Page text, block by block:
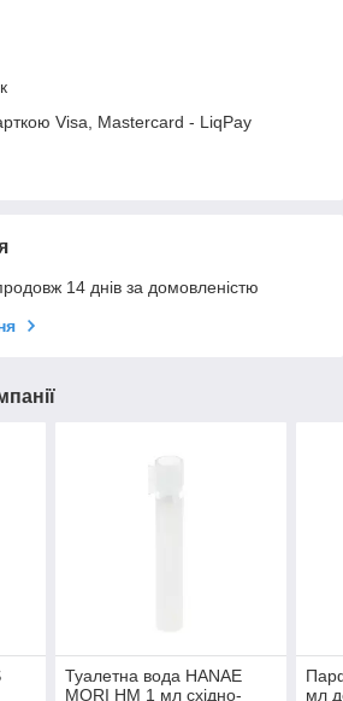
Visa, Mastercard - LiqPay
14 днів за домовленістю
Туалетна вода HANAE
MORI HM 1 мл східно-
мл